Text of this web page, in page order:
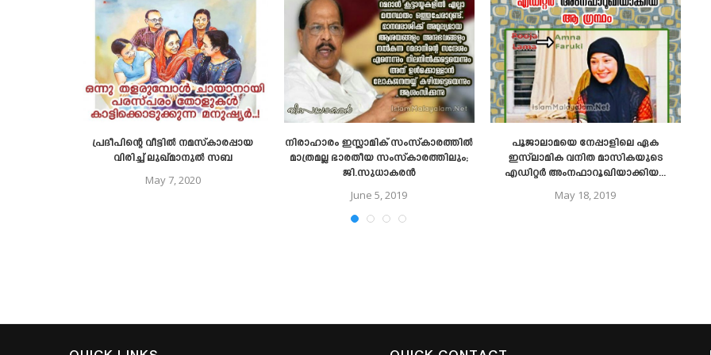
പ്രദീപിന്റെ വീട്ടിൽ നമസ്കാരപ്പായ
വിരിച്ച് ലുഖ്മാനുൽ സബ
May 7, 2020
നിരാഹാരം ഇസ്ലാമിക് സംസ്കാരത്തിൽ
മാത്രമല്ല ഭാരതീയ സംസ്കാരത്തിലും;
ജി.സുധാകരൻ
June 5, 2019
പൂജാലാമയെ നേപ്പാളിലെ ഏക
ഇസ്‌ലാമിക വനിത മാസികയുടെ
എഡിറ്റർ അംനഫാറൂഖിയാക്കിയ...
May 18, 2019